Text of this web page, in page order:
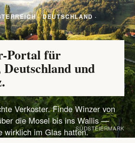
· DEUTSCHLAND ·
Portal für
und
Verkoster. Finde Winzer von
die Mosel bis ins Wallis —
wirklich im Glas hatten.SÜDSTEIERMARK